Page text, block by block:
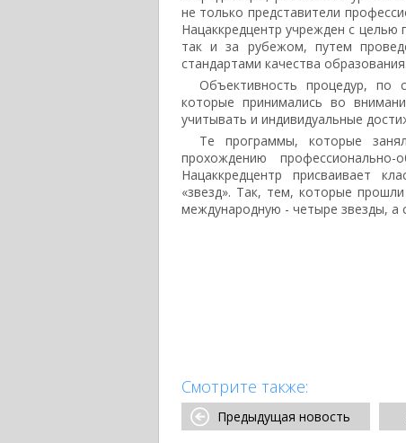
не только представители
Нацаккредцентр учрежден с
так и за рубежом, путем
стандартами качества образования.
Объективность процедур, по
которые принимались во
учитывать и индивидуальные
Те программы, которые
прохождению
Нацаккредцентр присваивает
«звезд». Так, тем, которые
международную - четыре звезды, а
Смотрите также:
Предыдущая новость